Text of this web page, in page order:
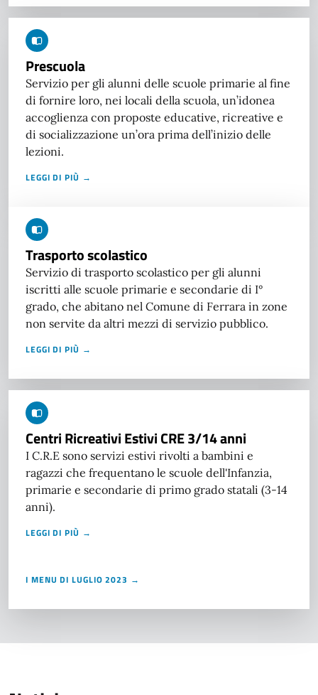
Prescuola
Servizio per gli alunni delle scuole primarie al fine
di fornire loro, nei locali della scuola, un’idonea
accoglienza con proposte educative, ricreative e
di socializzazione un’ora prima dell’inizio delle
lezioni.
LEGGI DI PIÙ →
Trasporto scolastico
Servizio di trasporto scolastico per gli alunni
iscritti alle scuole primarie e secondarie di I°
grado, che abitano nel Comune di Ferrara in zone
non servite da altri mezzi di servizio pubblico.
LEGGI DI PIÙ →
Centri Ricreativi Estivi CRE 3/14 anni
I C.R.E sono servizi estivi rivolti a bambini e
ragazzi che frequentano le scuole dell'Infanzia,
primarie e secondarie di primo grado statali (3-14
anni).
LEGGI DI PIÙ →
I MENU DI LUGLIO 2023 →